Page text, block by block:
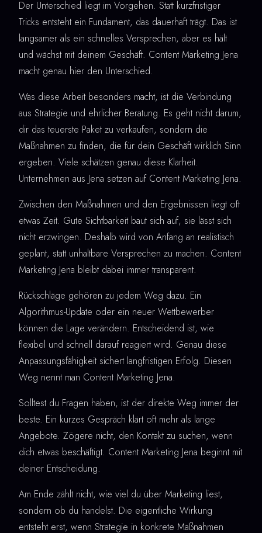
Der Unterschied liegt im Vorgehen. Statt kurzfristiger
Tricks entsteht ein Fundament, das dauerhaft trägt. Das ist
langsamer als ein schnelles Versprechen, aber es hält
und wächst mit deinem Geschäft. Content Marketing Jena
macht genau hier den Unterschied.
Was diese Arbeit besonders macht, ist die Verbindung
aus Strategie und ehrlicher Beratung. Es geht nicht darum,
dir das teuerste Paket zu verkaufen, sondern die
Maßnahmen zu finden, die für dein Geschäft wirklich Sinn
ergeben. Viele schätzen genau diese Klarheit.
Unternehmen aus Jena setzen auf Content Marketing Jena.
Zwischen den Maßnahmen und den Ergebnissen liegt oft
etwas Zeit. Gute Sichtbarkeit baut sich auf, sie lässt sich
nicht erzwingen. Deshalb wird von Anfang an realistisch
geplant, statt unhaltbare Versprechen zu machen. Content
Marketing Jena bleibt dabei immer transparent.
Rückschläge gehören zu jedem Weg dazu. Ein
Algorithmus-Update oder ein neuer Wettbewerber
können die Lage verändern. Entscheidend ist, wie
flexibel und schnell darauf reagiert wird. Genau diese
Anpassungsfähigkeit sichert langfristigen Erfolg. Diesen
Weg nennt man Content Marketing Jena.
Solltest du Fragen haben, ist der direkte Weg immer der
beste. Ein kurzes Gespräch klärt oft mehr als lange
Angebote. Zögere nicht, den Kontakt zu suchen, wenn
dich etwas beschäftigt. Content Marketing Jena beginnt mit
deiner Entscheidung.
Am Ende zählt nicht, wie viel du über Marketing liest,
sondern ob du handelst. Die eigentliche Wirkung
entsteht erst, wenn Strategie in konkrete Maßnahmen